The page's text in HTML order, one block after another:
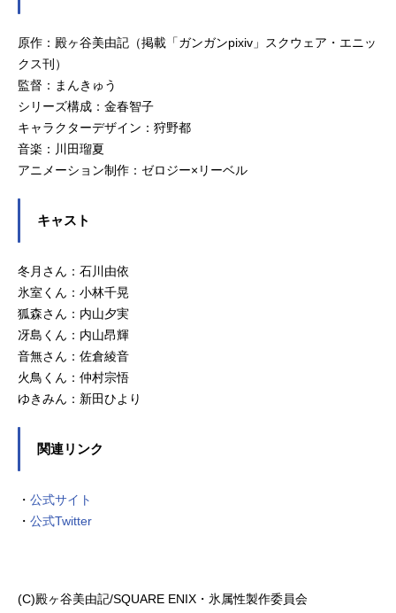
原作：殿ヶ谷美由記（掲載「ガンガンpixiv」スクウェア・エニッ
クス刊）
監督：まんきゅう
シリーズ構成：金春智子
キャラクターデザイン：狩野都
音楽：川田瑠夏
アニメーション制作：ゼロジー×リーベル
キャスト
冬月さん：石川由依
氷室くん：小林千晃
狐森さん：内山夕実
冴島くん：内山昂輝
音無さん：佐倉綾音
火鳥くん：仲村宗悟
ゆきみん：新田ひより
関連リンク
・ 公式サイト
・ 公式Twitter
(C)︎殿ヶ谷美由記/SQUARE ENIX・氷属性製作委員会